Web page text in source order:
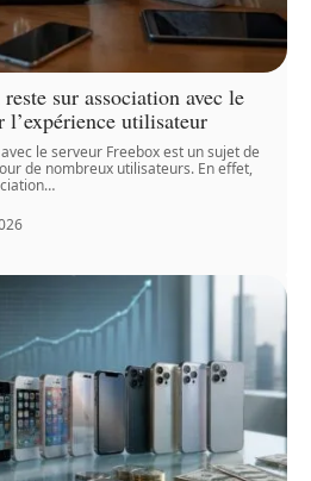
sur association avec le
l’expérience utilisateur
le serveur Freebox est un sujet de
de nombreux utilisateurs. En effet,
…